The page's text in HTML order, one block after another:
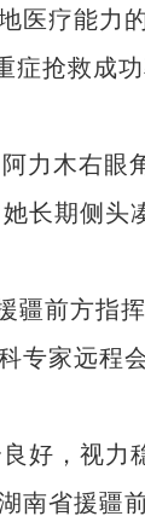
疗能力
抢救成功
木右眼
长期侧头
前方指挥
专家远程
，视力
省援疆